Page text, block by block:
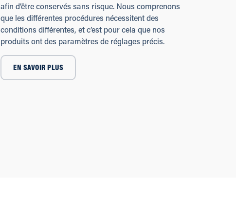
afin d’être conservés sans risque. Nous comprenons
que les différentes procédures nécessitent des
conditions différentes, et c’est pour cela que nos
produits ont des paramètres de réglages précis.
EN SAVOIR PLUS